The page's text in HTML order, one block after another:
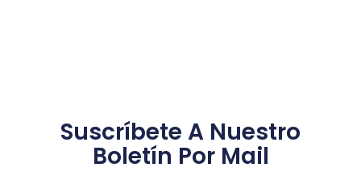
Suscríbete A Nuestro
Boletín Por Mail